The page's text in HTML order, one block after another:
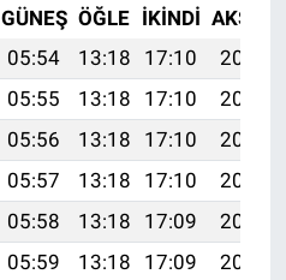
GÜNEŞ ÖĞLE İKINDI AKŞAM
05:54 13:18 17:10
20:31
05:55 13:18 17:10
20:31
05:56 13:18 17:10
20:30
05:57 13:18 17:10
20:29
05:58 13:18 17:09
20:28
05:59 13:18 17:09
20:27